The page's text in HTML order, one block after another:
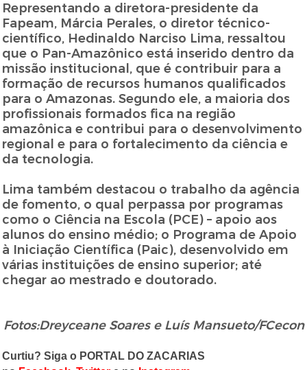
Representando a diretora-presidente da
Fapeam, Márcia Perales, o diretor técnico-
científico, Hedinaldo Narciso Lima, ressaltou
que o Pan-Amazônico está inserido dentro da
missão institucional, que é contribuir para a
formação de recursos humanos qualificados
para o Amazonas. Segundo ele, a maioria dos
profissionais formados fica na região
amazônica e contribui para o desenvolvimento
regional e para o fortalecimento da ciência e
da tecnologia.
Lima também destacou o trabalho da agência
de fomento, o qual perpassa por programas
como o Ciência na Escola (PCE) – apoio aos
alunos do ensino médio; o Programa de Apoio
à Iniciação Científica (Paic), desenvolvido em
várias instituições de ensino superior; até
chegar ao mestrado e doutorado.
Fotos:Dreyceane Soares e Luís Mansueto/FCecon
Curtiu? Siga o PORTAL DO ZACARIAS